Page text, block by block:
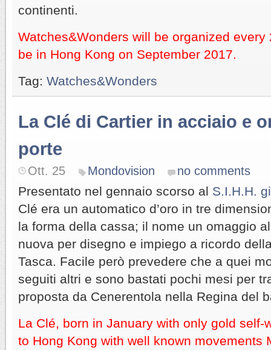
continenti.
Watches&Wonders will be organized
be in Hong Kong on September 2017.
Tag: Watches&Wonders
La Clé di Cartier in acciaio e
porte
Ott. 25 Mondovision no comments
Presentato nel gennaio scorso al S.I.H.H.
Clé era un automatico d’oro in tre
la forma della cassa; il nome un omaggio
nuova per disegno e impiego a ricordo
Tasca. Facile però prevedere che a quei
seguiti altri e sono bastati pochi mesi per
proposta da Cenerentola nella Regina del
La Clé, born in January with only gold self-
to Hong Kong with well known movements